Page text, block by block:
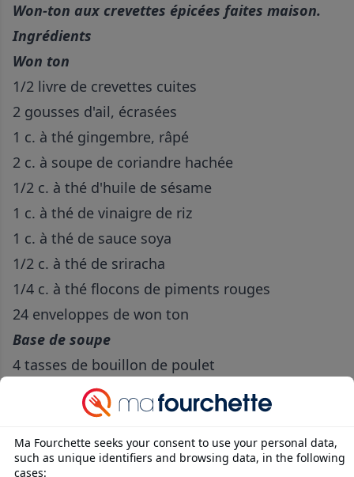
Won-ton aux crevettes épicées faites maison.
Ingrédients
Won ton
1/2 livre de crevettes cuites
2 gousses d'ail, écrasées
1 c. à thé gingembre, râpé
2 c. à soupe de coriandre hachée
1/2 c. à thé d'huile de sésame
1 c. à thé de vinaigre de riz
1 c. à thé de sauce soya
1/2 c. à thé de sriracha
1/4 c. à thé flocons de piments rouges
24 enveloppes de won ton
Base de soupe
4 tasses de bouillon de poulet
1 c. à thé de Sauce de soya
1 / 2 c. à thé de sucre
1/2 c. à thé de piment broyé
8 oz de champignons, tranchés